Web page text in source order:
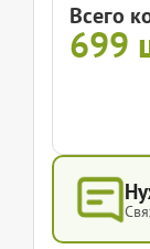
Всего
699